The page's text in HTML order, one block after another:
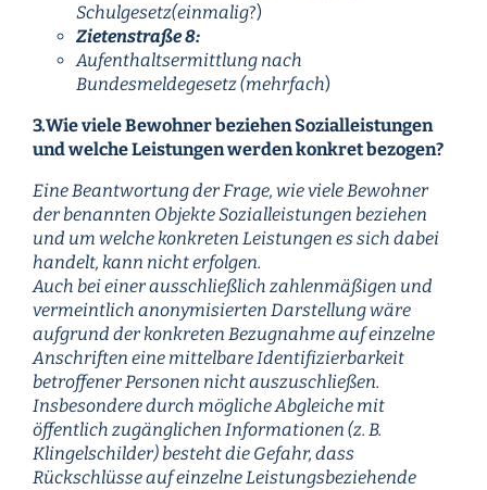
Schulgesetz(einmalig?)
Zietenstraße 8:
Aufenthaltsermittlung nach
Bundesmeldegesetz (mehrfach)
3.Wie viele Bewohner beziehen Sozialleistungen
und welche Leistungen werden konkret bezogen?
Eine Beantwortung der Frage, wie viele Bewohner
der benannten Objekte Sozialleistungen beziehen
und um welche konkreten Leistungen es sich dabei
handelt, kann nicht erfolgen.
Auch bei einer ausschließlich zahlenmäßigen und
vermeintlich anonymisierten Darstellung wäre
aufgrund der konkreten Bezugnahme auf einzelne
Anschriften eine mittelbare Identifizierbarkeit
betroffener Personen nicht auszuschließen.
Insbesondere durch mögliche Abgleiche mit
öffentlich zugänglichen Informationen (z. B.
Klingelschilder) besteht die Gefahr, dass
Rückschlüsse auf einzelne Leistungsbeziehende